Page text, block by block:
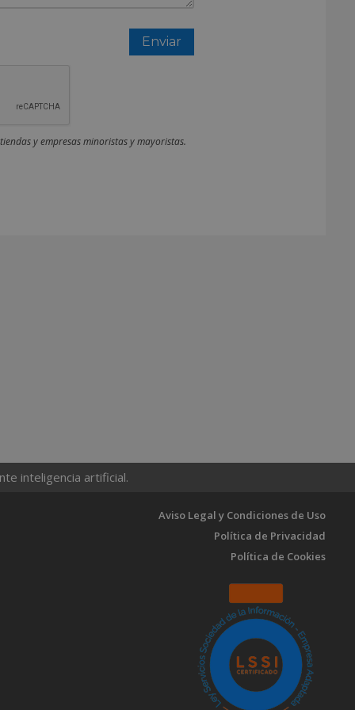
y empresas minoristas y mayoristas.
inteligencia artificial.
Aviso Legal y Condiciones de Uso
Política de Privacidad
Política de Cookies